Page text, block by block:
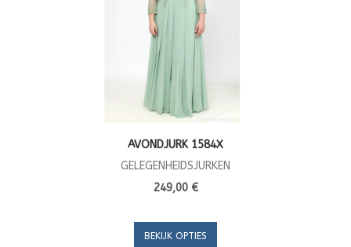
AVONDJURK 1584X
GELEGENHEIDSJURKEN
249,00 €
BEKIJK OPTIES